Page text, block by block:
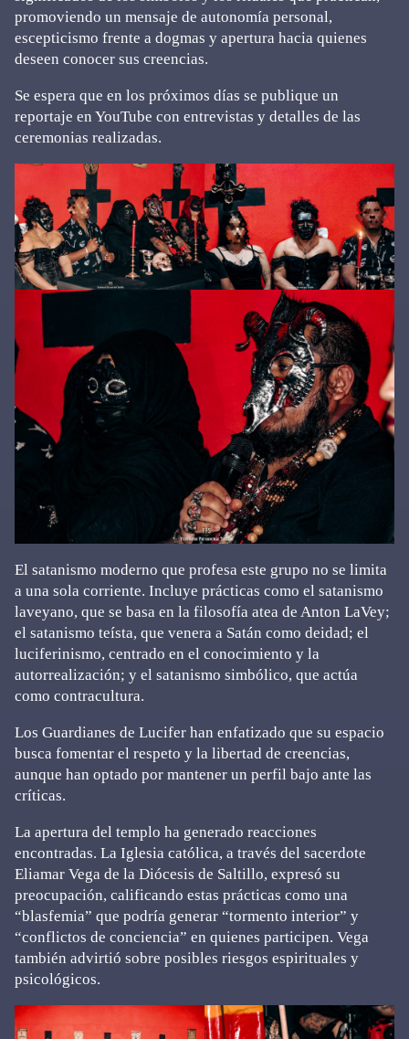
promoviendo un mensaje de autonomía personal,
escepticismo frente a dogmas y apertura hacia quienes
deseen conocer sus creencias.
Se espera que en los próximos días se publique un
reportaje en YouTube con entrevistas y detalles de las
ceremonias realizadas.
El satanismo moderno que profesa este grupo no se limita
a una sola corriente. Incluye prácticas como el satanismo
laveyano, que se basa en la filosofía atea de Anton LaVey;
el satanismo teísta, que venera a Satán como deidad; el
luciferinismo, centrado en el conocimiento y la
autorrealización; y el satanismo simbólico, que actúa
como contracultura.
Los Guardianes de Lucifer han enfatizado que su espacio
busca fomentar el respeto y la libertad de creencias,
aunque han optado por mantener un perfil bajo ante las
críticas.
La apertura del templo ha generado reacciones
encontradas. La Iglesia católica, a través del sacerdote
Eliamar Vega de la Diócesis de Saltillo, expresó su
preocupación, calificando estas prácticas como una
“blasfemia” que podría generar “tormento interior” y
“conflictos de conciencia” en quienes participen. Vega
también advirtió sobre posibles riesgos espirituales y
psicológicos.